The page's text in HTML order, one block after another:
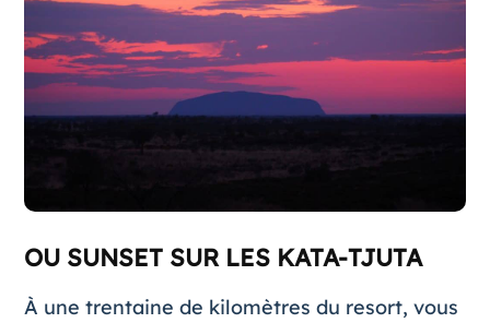
OU SUNSET SUR LES KATA-TJUTA
À une trentaine de kilomètres du resort, vous